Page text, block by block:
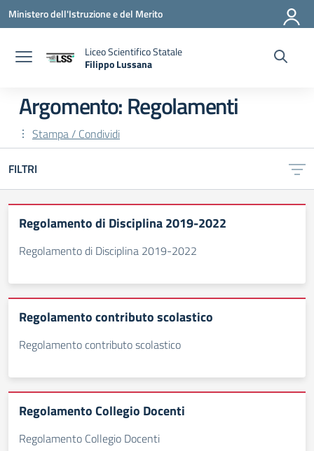
Vai ai contenuti
Vai al menu di navigazione
Vai al footer
Ministero dell'Istruzione e del Merito
Liceo Scientifico Statale
Filippo Lussana
Argomento: Regolamenti
Stampa / Condividi
FILTRI
Regolamento di Disciplina 2019-2022
Regolamento di Disciplina 2019-2022
Regolamento contributo scolastico
Regolamento contributo scolastico
Regolamento Collegio Docenti
Regolamento Collegio Docenti